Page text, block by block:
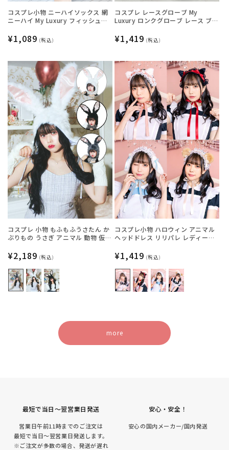
コスプレ小物 ニーハイソックス 網
ニーハイ My Luxury フィッシュネ
リーサイズ ホワイト【クリアスト
ーン】
通
価
格
¥1,089 (税込)
コスプレ レースグローブ My
Luxury ロンクグローブ レース ブラ
ック【クリアストーン】
通
価
¥1,419 (税込)
コスプレ 小物 もふもふうさたん か
ぶりもの うさぎ アニマル 動物 仮装
ック【クリアストーン】
通
常
価
格
¥2,189 (税込)
コスプレ小物 ハロウィン アニマル
ヘッドドレス リリパレ レディース
ぎ/くま【クリアストーン】
通
常
価
格
¥1,419 (税込)
more
最短で当日～翌営業日発送
営業日午前11時までのご注文は
最短で当日～翌営業日発送します。
※ご注文が多数の場合、発送が遅れ
安心・安全！
安心の国内メーカー/国内発送